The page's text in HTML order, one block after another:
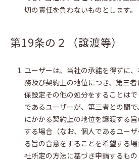
切の責任を負わないものとします。
第19条の２（譲渡等）
ユーザーは、当社の承諾を得ずに
務及び契約上の地位につき、第三
保設定その他の処分をすることは
であるユーザーが、第三者との間
にかかる契約上の地位を譲渡する
する場合（なお、個人であるユー
る旨の合意をすることを希望する
社所定の方法に基づき申請するも